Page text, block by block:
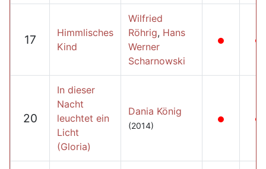
17
Himmlisches
Kind
Wilfried
Röhrig, Hans
Werner
Scharnowski
20
In dieser
Nacht
leuchtet ein
Licht
(Gloria)
Dania König
(2014)